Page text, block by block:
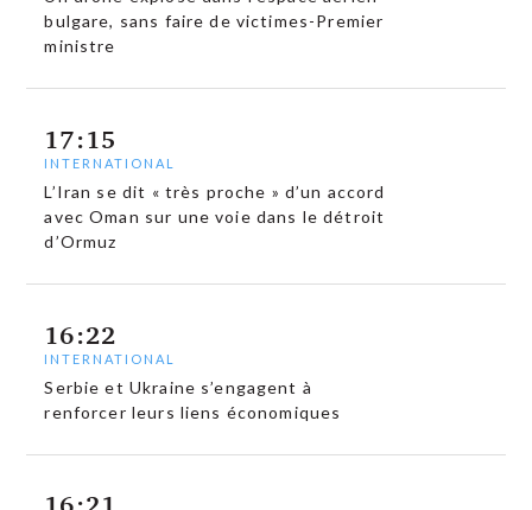
bulgare, sans faire de victimes-Premier
ministre
17:15
INTERNATIONAL
L’Iran se dit « très proche » d’un accord
avec Oman sur une voie dans le détroit
d’Ormuz
16:22
INTERNATIONAL
Serbie et Ukraine s’engagent à
renforcer leurs liens économiques